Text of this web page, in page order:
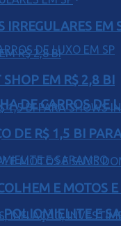
DE CARROS DE
E
EM
EM R$ 2,8 BI
DE R$ 1,5 BI
E MOTOS